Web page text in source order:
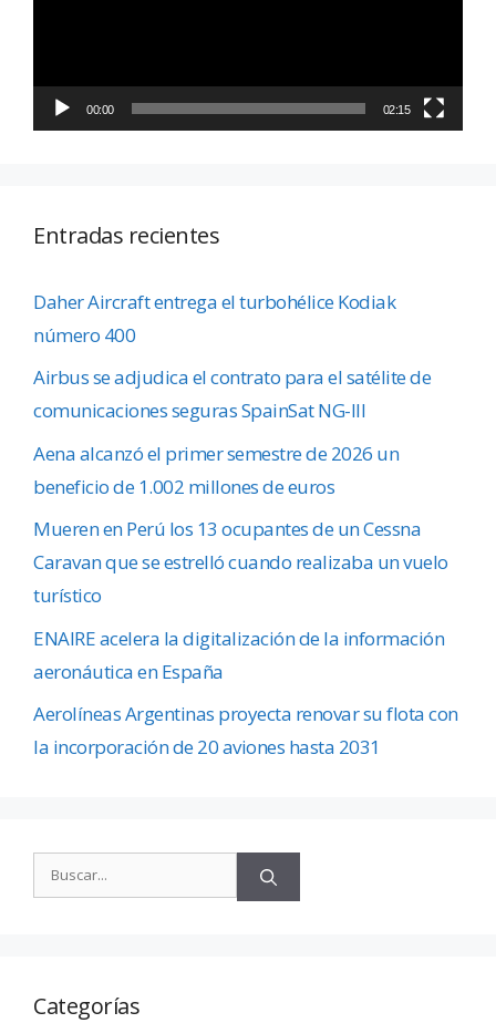
00:00 02:15
Entradas recientes
Daher Aircraft entrega el turbohélice Kodiak
número 400
Airbus se adjudica el contrato para el satélite de
comunicaciones seguras SpainSat NG-III
Aena alcanzó el primer semestre de 2026 un
beneficio de 1.002 millones de euros
Mueren en Perú los 13 ocupantes de un Cessna
Caravan que se estrelló cuando realizaba un vuelo
turístico
ENAIRE acelera la digitalización de la información
aeronáutica en España
Aerolíneas Argentinas proyecta renovar su flota con
la incorporación de 20 aviones hasta 2031
Categorías